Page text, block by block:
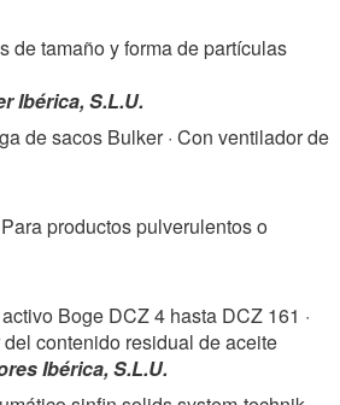
de tamaño y forma de partículas
Ibérica, S.L.U.
de sacos Bulker· Con ventilador de
Para productos pulverulentos o
Boge DCZ 4 hasta DCZ 161 ·
contenido residual de aceite
Ibérica, S.L.U.